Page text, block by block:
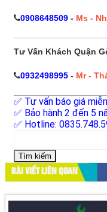
0908648509 - Ms -
Tư Vấn Khách Quận
0932498995 - Mr -
✅ Tư vấn báo giá
✅ Bảo hành 2 đến 5
✅ Hotline:
cho:
BÀI VIẾT LIÊN QUAN